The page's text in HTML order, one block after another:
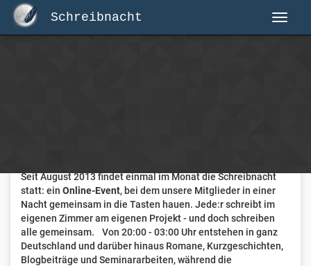
Schreibnacht
Seit August 2013 findet einmal im Monat die Schreibnacht
statt: ein Online-Event, bei dem unsere Mitglieder in einer
Nacht gemeinsam in die Tasten hauen. Jede:r schreibt im
eigenen Zimmer am eigenen Projekt - und doch schreiben
alle gemeinsam. Von 20:00 - 03:00 Uhr entstehen in ganz
Deutschland und darüber hinaus Romane, Kurzgeschichten,
Blogbeiträge und Seminararbeiten, während die